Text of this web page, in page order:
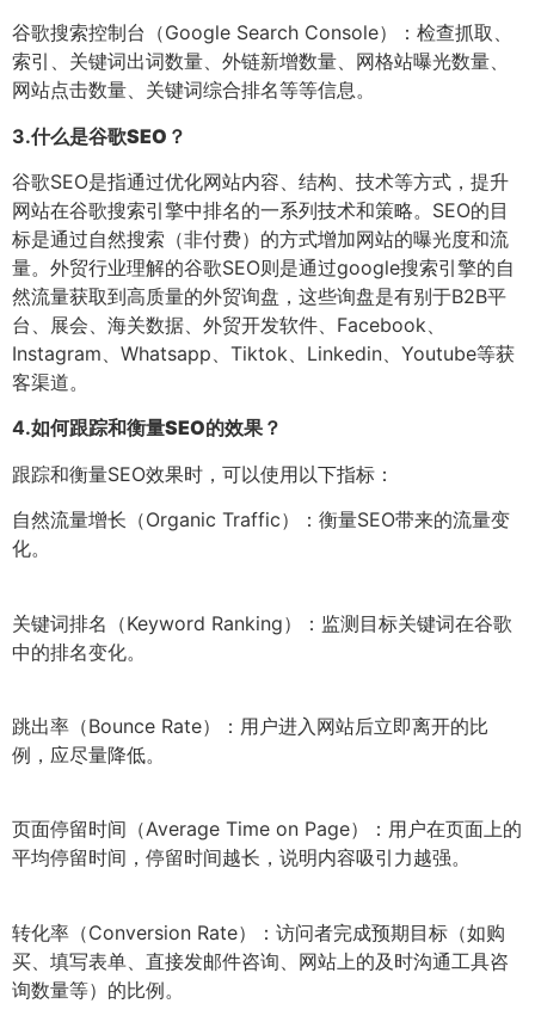
谷歌搜索控制台（Google Search Console）：检查抓取、
索引、关键词出词数量、外链新增数量、网格站曝光数量、
网站点击数量、关键词综合排名等等信息。
3.什么是谷歌SEO？
谷歌SEO是指通过优化网站内容、结构、技术等方式，提升
网站在谷歌搜索引擎中排名的一系列技术和策略。SEO的目
标是通过自然搜索（非付费）的方式增加网站的曝光度和流
量。外贸行业理解的谷歌SEO则是通过google搜索引擎的自
然流量获取到高质量的外贸询盘，这些询盘是有别于B2B平
台、展会、海关数据、外贸开发软件、Facebook、
Instagram、Whatsapp、Tiktok、Linkedin、Youtube等获
客渠道。
4.如何跟踪和衡量SEO的效果？
跟踪和衡量SEO效果时，可以使用以下指标：
自然流量增长（Organic Traffic）：衡量SEO带来的流量变
化。
关键词排名（Keyword Ranking）：监测目标关键词在谷歌
中的排名变化。
跳出率（Bounce Rate）：用户进入网站后立即离开的比
例，应尽量降低。
页面停留时间（Average Time on Page）：用户在页面上的
平均停留时间，停留时间越长，说明内容吸引力越强。
转化率（Conversion Rate）：访问者完成预期目标（如购
买、填写表单、直接发邮件咨询、网站上的及时沟通工具咨
询数量等）的比例。